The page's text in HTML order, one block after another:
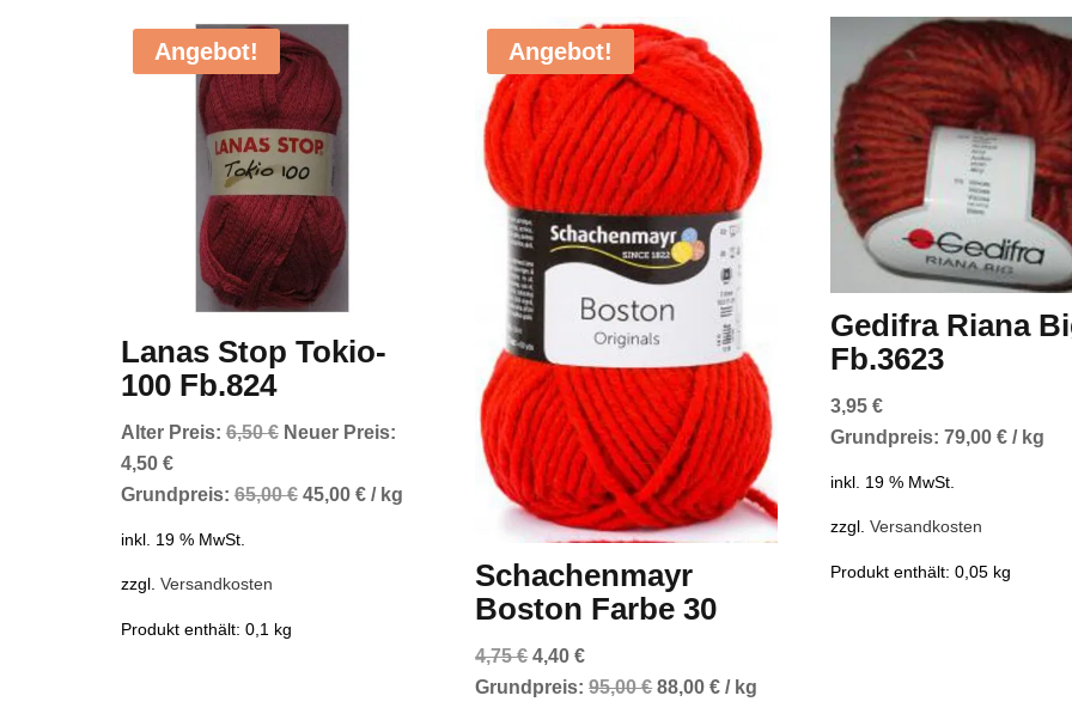
Angebot!
Lanas Stop Tokio-
100 Fb.824
Alter Preis: 6,50€ Ursprünglicher
war:
Neuer Preis:
4,50 €Aktueller
Preis
Grundpreis: 65,00€ 45,00 €/ kg
inkl. 19 % MwSt.
zzgl. Versandkosten
Produkt enthält: 0,1 kg
Angebot!
Schachenmayr
Boston Farbe 30
4,75€ Ursprünglicher
Preis
4,40€Aktueller
Preis
Grundpreis:95,00€ 88,00€ / kg
Gedifra Riana
Fb.3623
3,95 €
Grundpreis: 79,00 €/ kg
inkl. 19 % MwSt.
zzgl. Versandkosten
Produkt enthält: 0,05 kg